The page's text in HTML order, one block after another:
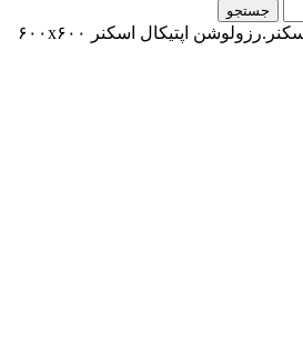
جستجو
اپتیکال اسکنر
۶۰۰x۶۰۰